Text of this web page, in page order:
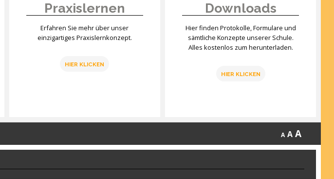
Praxislernen
Erfahren Sie mehr über unser
einzigartiges Praxislernkonzept.
HIER KLICKEN
Downloads
Hier finden Protokolle, Formulare und
sämtliche Konzepte unserer Schule.
Alles kostenlos zum herunterladen.
HIER KLICKEN
A A A